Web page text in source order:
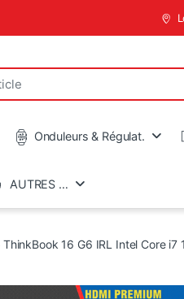
Onduleurs & Régulat.
AUTRES …
ThinkBook 16 G6 IRL Intel Core